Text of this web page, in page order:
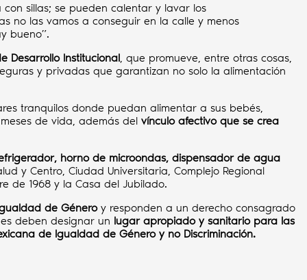
sillas; se pueden calentar y lavar los
no las vamos a conseguir en la calle y menos
bueno”.
Desarrollo Institucional, que promueve, entre otras cosas,
y privadas que garantizan no solo la alimentación
tranquilos donde puedan alimentar a sus bebés,
de vida, además del vínculo afectivo que se crea
horno de microondas, dispensador de agua
y Centro, Ciudad Universitaria, Complejo Regional
de 1968 y la Casa del Jubilado.
de Géneroy responden a un derecho consagrado
deben designar un lugar apropiado y sanitario para las
de Igualdad de Género y no Discriminación.